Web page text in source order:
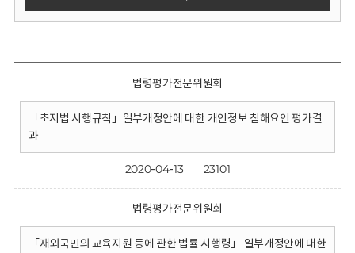
법령평가전문위원회
「초지법 시행규칙」일부개정안에 대한 개인정보 침해요인 평가결
과
2020-04-13 23101
법령평가전문위원회
「재외국민의 교육지원 등에 관한 법률 시행령」 일부개정안에 대한